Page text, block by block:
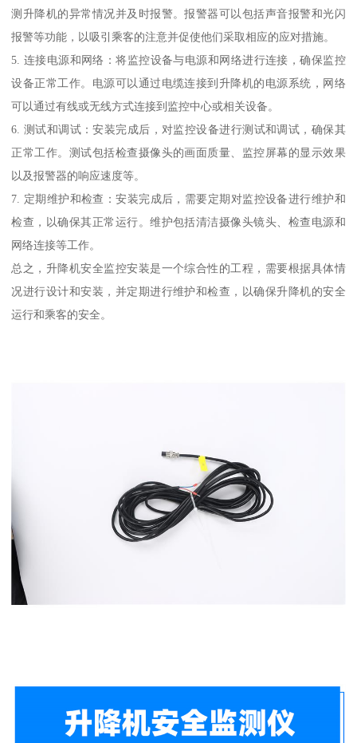
测升降机的异常情况并及时报警。报警器可以包括声音报警和光闪
报警等功能，以吸引乘客的注意并促使他们采取相应的应对措施。
5. 连接电源和网络：将监控设备与电源和网络进行连接，确保监控
设备正常工作。电源可以通过电缆连接到升降机的电源系统，网络
可以通过有线或无线方式连接到监控中心或相关设备。
6. 测试和调试：安装完成后，对监控设备进行测试和调试，确保其
正常工作。测试包括检查摄像头的画面质量、监控屏幕的显示效果
以及报警器的响应速度等。
7. 定期维护和检查：安装完成后，需要定期对监控设备进行维护和
检查，以确保其正常运行。维护包括清洁摄像头镜头、检查电源和
网络连接等工作。
总之，升降机安全监控安装是一个综合性的工程，需要根据具体情
况进行设计和安装，并定期进行维护和检查，以确保升降机的安全
运行和乘客的安全。